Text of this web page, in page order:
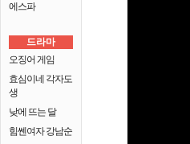
에스파
드라마
오징어 게임
효심이네 각자도
생
낮에 뜨는 달
힘쎈여자 강남순